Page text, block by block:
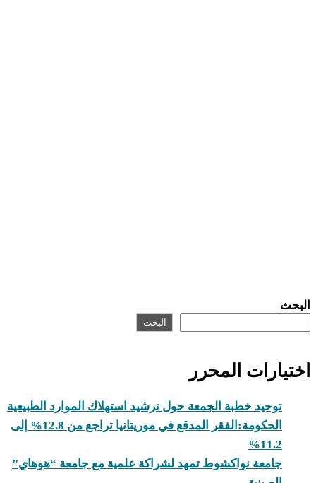
البحث
البحث
اختيارات المحرر
توحيد خطبة الجمعة حول ترشيد استهلاك الموارد الطبيعية
الحكومة:الفقر المدقع في موريتانيا تراجع من 12.8% إلى
11.2%
جامعة نواكشوط تمهد لشراكة علمية مع جامعة “هوهاي”